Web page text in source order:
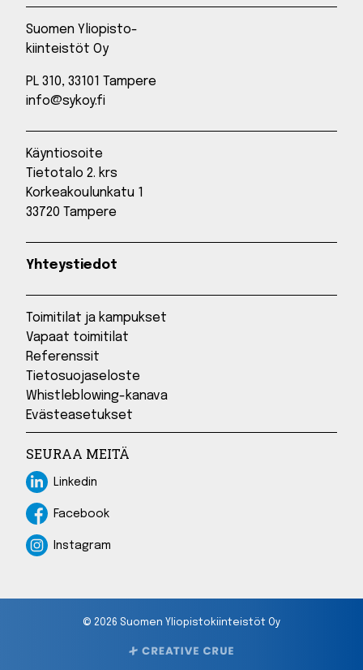
Suomen Yliopisto-
kiinteistöt Oy
PL 310, 33101 Tampere
info@sykoy.fi
Käyntiosoite
Tietotalo 2. krs
Korkeakoulunkatu 1
33720 Tampere
Yhteystiedot
Toimitilat ja kampukset
Vapaat toimitilat
Referenssit
Tietosuojaseloste
Whistleblowing-kanava
Evästeasetukset
SEURAA MEITÄ
LinkedinLinkedin
Facebook
Facebook
Instagram
Instagram
© 2026 Suomen Yliopistokiinteistöt Oy